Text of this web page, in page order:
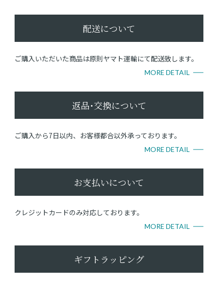
配送について
ご購入いただいた商品は原則ヤマト運輸にて配送致します。
MORE DETAIL
返品･交換について
ご購入から7日以内、お客様都合以外承っております。
MORE DETAIL
お支払いについて
クレジットカードのみ対応しております。
MORE DETAIL
ギフトラッピング